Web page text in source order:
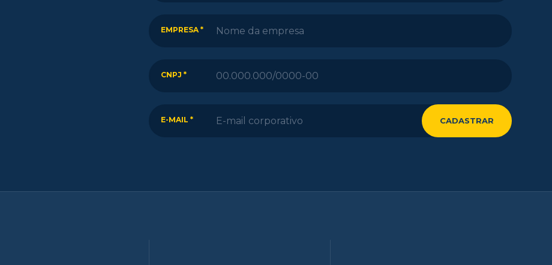
EMPRESA *
CNPJ *
E-MAIL *